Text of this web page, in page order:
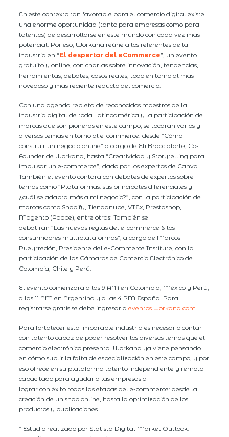
En este contexto tan favorable para el comercio digital existe
una enorme oportunidad (tanto para empresas como para
talentos) de desarrollarse en este mundo con cada vez más
potencial. Por eso, Workana reúne a los referentes de la
industria en “El despertar del eCommerce”, un evento
gratuito y online, con charlas sobre innovación, tendencias,
herramientas, debates, casos reales, todo en torno al más
novedoso y más reciente reducto del comercio.
Con una agenda repleta de reconocidos maestros de la
industria digital de toda Latinoamérica y la participación de
marcas que son pioneras en este campo, se tocarán varios y
diversos temas en torno al e-commerce: desde “Cómo
construir un negocio online” a cargo de Eli Bracciaforte, Co-
Founder de Workana, hasta “Creatividad y Storytelling para
impulsar un e-commerce”, dado por los expertos de Canva.
También el evento contará con debates de expertos sobre
temas como “Plataformas: sus principales diferenciales y
¿cuál se adapta más a mi negocio?”, con la participación de
marcas como Shopify, Tiendanube, VTEx, Prestashop,
Magento (Adobe), entre otras; También se
debatirán “Las nuevas reglas del e-commerce & los
consumidores multiplataformas”, a cargo de Marcos
Pueyrredón, Presidente del e-Commerce Institute, con la
participación de las Cámaras de Comercio Electrónico de
Colombia, Chile y Perú.
El evento comenzará a las 9 AM en Colombia, México y Perú,
a las 11 AM en Argentina y a las 4 PM España. Para
registrarse gratis se debe ingresar aeventos.workana.com.
Para fortalecer esta imparable industria es necesario contar
con talento capaz de poder resolver los diversos temas que el
comercio electrónico presenta. Workana ya viene pensando
en cómo suplir la falta de especialización en este campo, y por
eso ofrece en su plataforma talento independiente y remoto
capacitado para ayudar a las empresas a
lograr con éxito todas las etapas del e-commerce: desde la
creación de un shop online, hasta la optimización de los
productos y publicaciones.
* Estudio realizado por Statista Digital Market Outlook: